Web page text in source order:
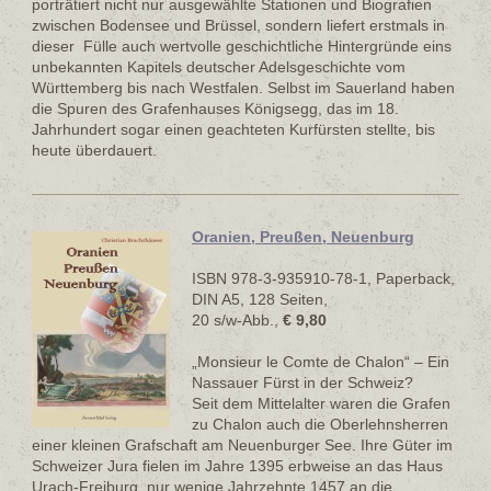
porträtiert nicht nur ausgewählte Stationen und Biografien
zwischen Bodensee und Brüssel, sondern liefert erstmals in
dieser Fülle auch wertvolle geschichtliche Hintergründe eins
unbekannten Kapitels deutscher Adelsgeschichte vom
Württemberg bis nach Westfalen. Selbst im Sauerland haben
die Spuren des Grafenhauses Königsegg, das im 18.
Jahrhundert sogar einen geachteten Kurfürsten stellte, bis
heute überdauert.
Oranien, Preußen, Neuenburg
ISBN 978-3-935910-78-1, Paperback,
DIN A5, 128 Seiten,
20 s/w-Abb., € 9,80
„Monsieur le Comte de Chalon“ – Ein
Nassauer Fürst in der Schweiz?
Seit dem Mittelalter waren die Grafen
zu Chalon auch die Oberlehnsherren
einer kleinen Grafschaft am Neuenburger See. Ihre Güter im
Schweizer Jura fielen im Jahre 1395 erbweise an das Haus
Urach-Freiburg, nur wenige Jahrzehnte 1457 an die